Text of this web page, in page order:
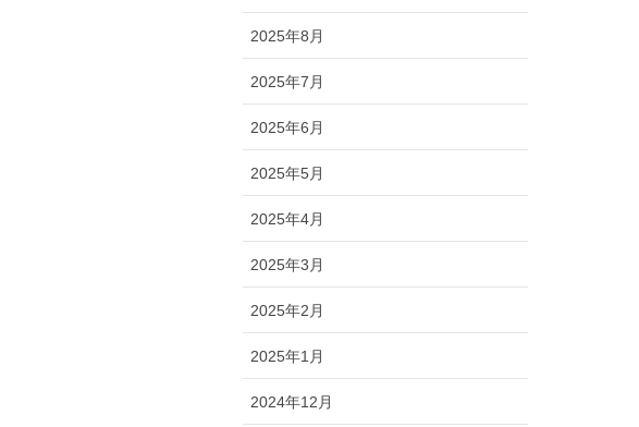
2025年8月
2025年7月
2025年6月
2025年5月
2025年4月
2025年3月
2025年2月
2025年1月
2024年12月